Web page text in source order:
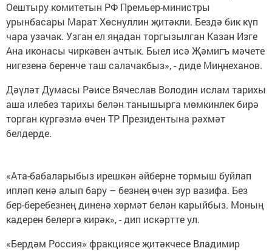
Оештыру комитетын РФ Премьер-министры
урынбасары Марат Хөснуллин җитәкли. Бездә бик күп
чара узачак. Узган ел яңадан торгызылган Казан Изге
Ана иконасы чиркәвен ачтык. Быел исә Җәмигъ мәчете
нигезенә беренче таш салачакбыз», - диде Миңнеханов.
Дәүләт Думасы Рәисе Вячеслав Володин ислам тарихы
аша илебез тарихы белән танышырга мөмкинлек бирә
торган күргәзмә өчен ТР Президентына рәхмәт
белдерде.
«Ата-бабаларыбыз ирешкән әйберне тормыш буйлап
ипләп кенә алып бару – безнең өчен зур вазифа. Без
бер-беребезнең диненә хөрмәт белән карыйбыз. Моның
кадерен белергә кирәк», - дип искәртте ул.
«Бердәм Россия» фракциясе җитәкчесе Владимир